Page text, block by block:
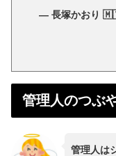
— 長塚かおり
管理人のつぶ
管理人は